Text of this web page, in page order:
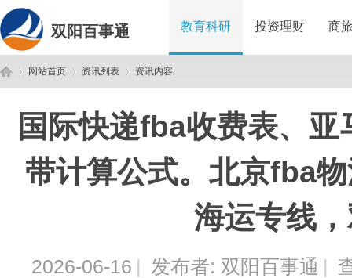
双阳百事通 教育科研 投资理财 商
网站首页
›
资讯列表
›
资讯内容
国际快递fba收费表、
带计算公式。北京fba
海运专线
2026-06-16 | 发布者: 双阳百事通 |